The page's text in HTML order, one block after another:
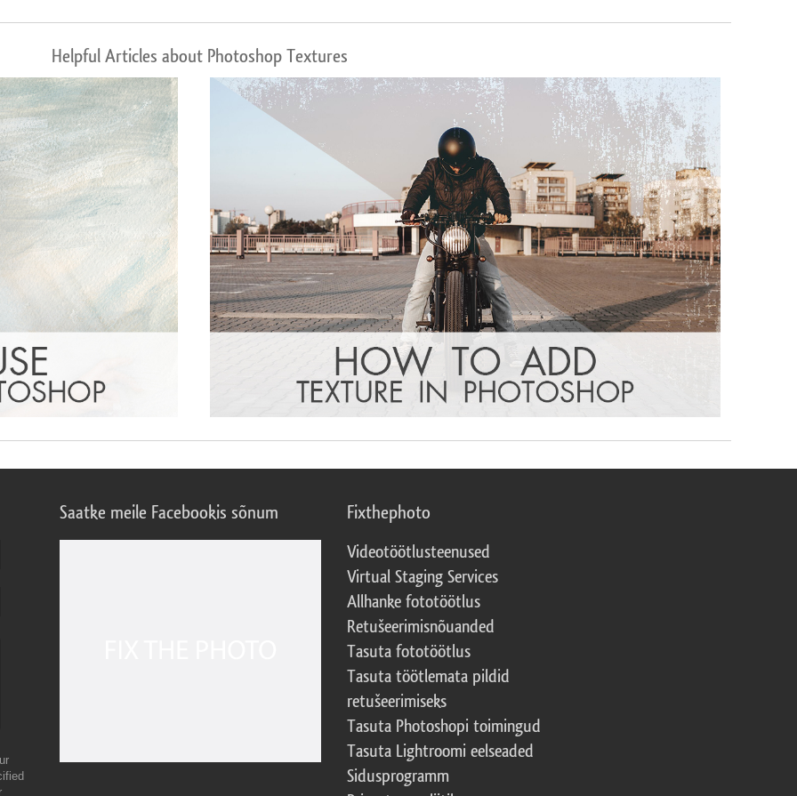
Helpful Articles about Photoshop Textures
Saatke meile Facebookis sõnum Fixthephoto
Videotöötlusteenused
Virtual Staging Services
Allhanke fototöötlus
Retušeerimisnõuanded
Tasuta fototöötlus
Tasuta töötlemata pildid
retušeerimiseks
Tasuta Photoshopi toimingud
Tasuta Lightroomi eelseaded
Sidusprogramm